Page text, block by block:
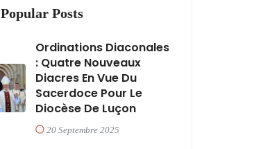
Popular Posts
Ordinations Diaconales
: Quatre Nouveaux
Diacres En Vue Du
Sacerdoce Pour Le
Diocèse De Luçon
20 Septembre 2025